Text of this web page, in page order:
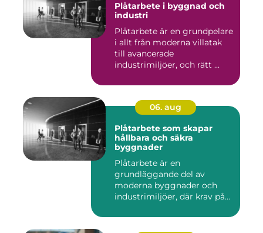
Plåtarbete i byggnad och
industri
Plåtarbete är en grundpelare
i allt från moderna villatak
till avancerade
industrimiljöer, och rätt ...
06. aug
Plåtarbete som skapar
hållbara och säkra
byggnader
Plåtarbete är en
grundläggande del av
moderna byggnader och
industrimiljöer, där krav på